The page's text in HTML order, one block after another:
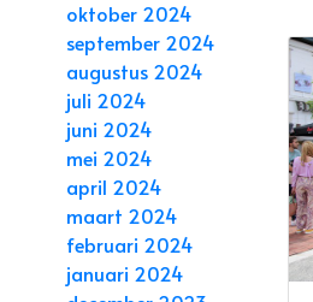
oktober 2024
september 2024
augustus 2024
juli 2024
juni 2024
mei 2024
april 2024
maart 2024
februari 2024
januari 2024